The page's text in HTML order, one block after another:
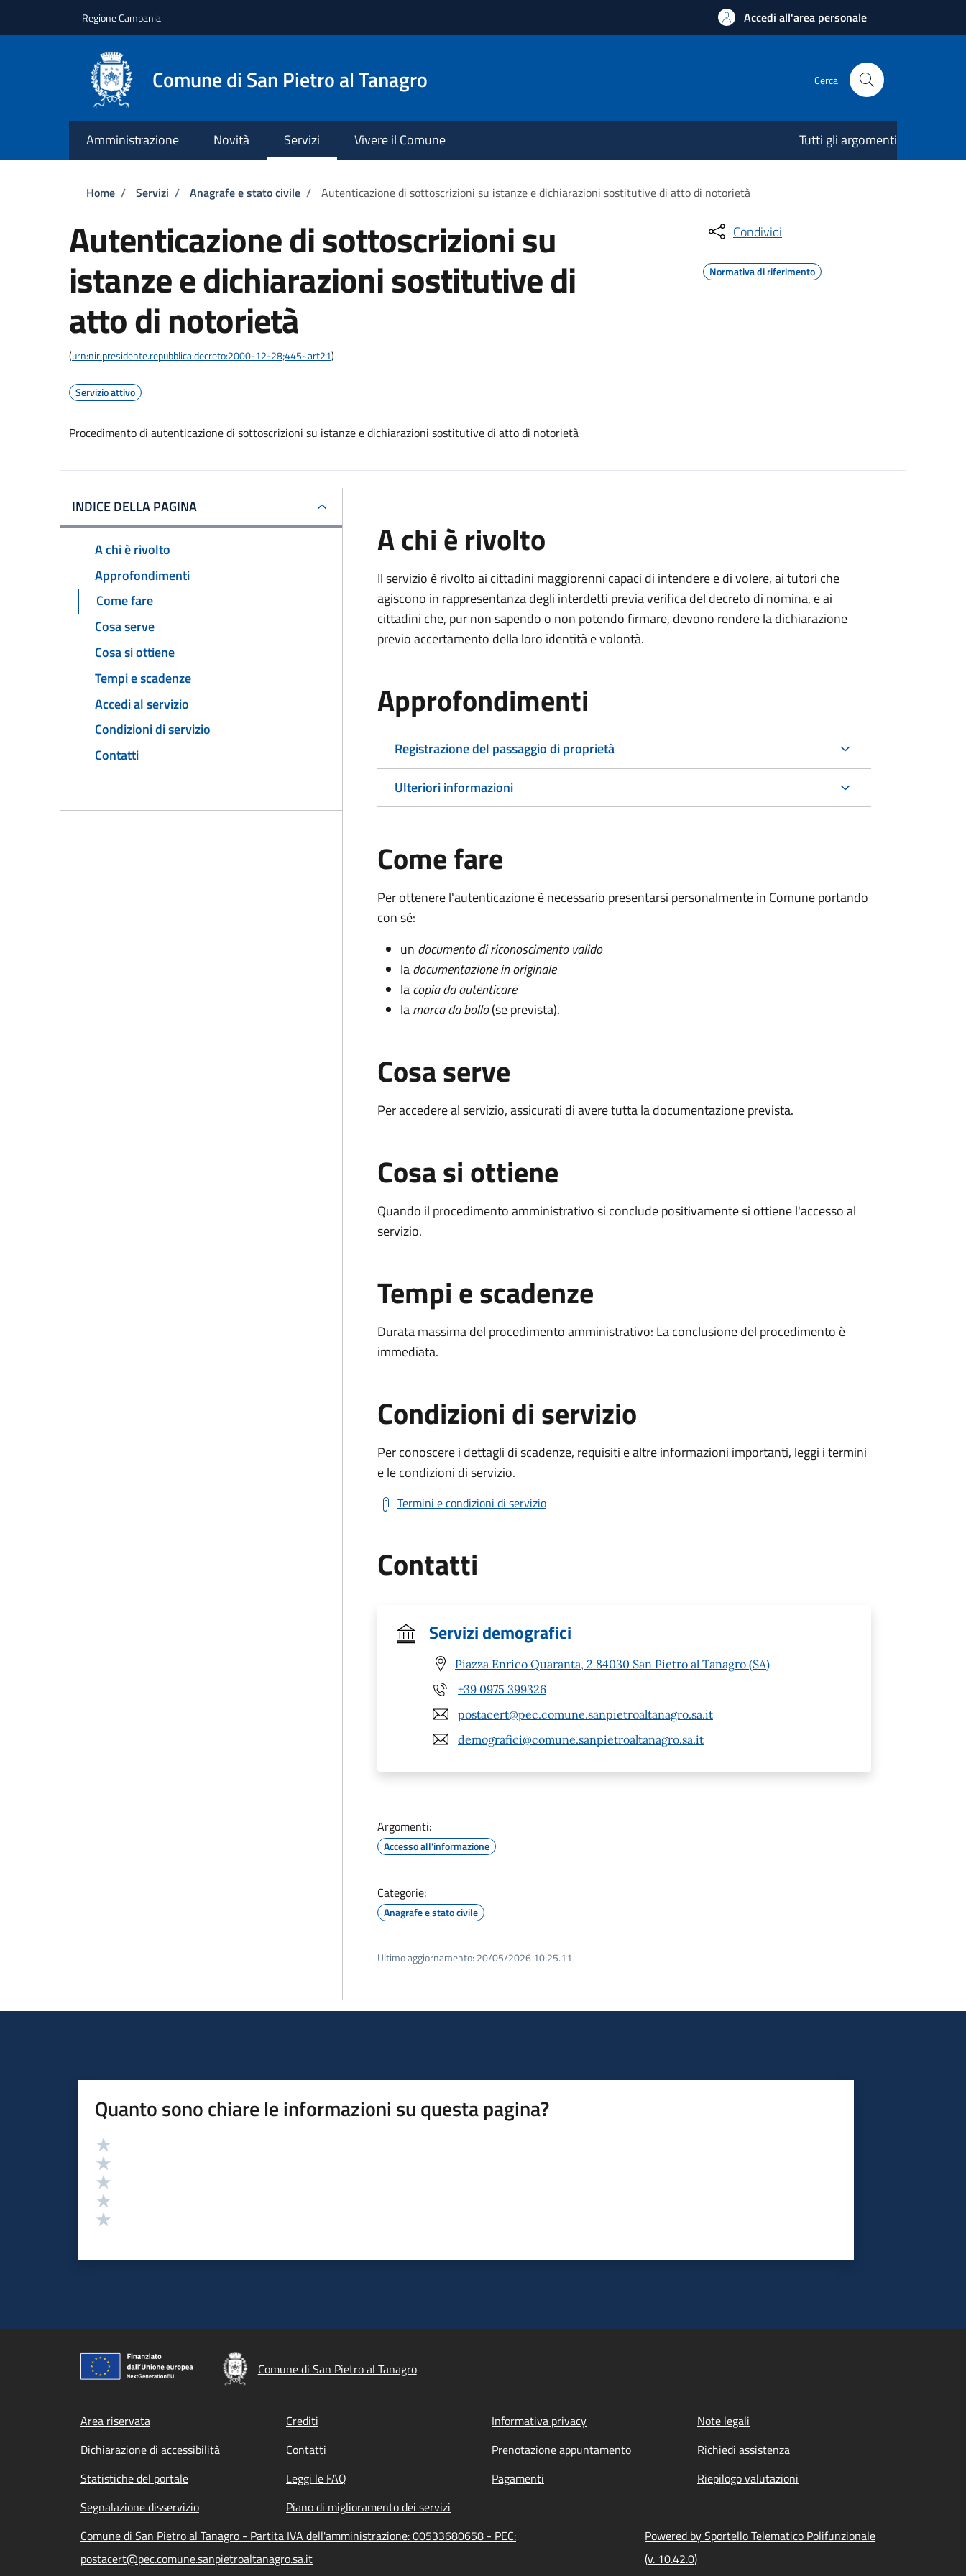
Regione Campania Accedi all'area personale
Comune di San Pietro al Tanagro Cerca
Amministrazione Novità Servizi Vivere il Comune Tutti gli argomenti
Briciole di pane
Home / Servizi / Anagrafe e stato civile / Autenticazione di sottoscrizioni su istanze e dichiarazioni sostitutive di atto di notorietà
Autenticazione di sottoscrizioni su
istanze e dichiarazioni sostitutive di
atto di notorietà
(urn:nir:presidente.repubblica:decreto:2000-12-28;445~art21)
Servizio attivo
Procedimento di autenticazione di sottoscrizioni su istanze e dichiarazioni sostitutive di atto di notorietà
Condividi
Normativa di riferimento
INDICE DELLA PAGINA
A chi è rivolto
Approfondimenti
Come fare
Cosa serve
Cosa si ottiene
Tempi e scadenze
Accedi al servizio
Condizioni di servizio
Contatti
A chi è rivolto
Il servizio è rivolto ai cittadini maggiorenni capaci di intendere e di volere, ai tutori che
agiscono in rappresentanza degli interdetti previa verifica del decreto di nomina, e ai
cittadini che, pur non sapendo o non potendo firmare, devono rendere la dichiarazione
previo accertamento della loro identità e volontà.
Approfondimenti
Registrazione del passaggio di proprietà
Ulteriori informazioni
Come fare
Per ottenere l'autenticazione è necessario presentarsi personalmente in Comune portando
con sé:
un documento di riconoscimento valido
ladocumentazione in originale
lacopia da autenticare
lamarca da bollo(se prevista).
Cosa serve
Per accedere al servizio, assicurati di avere tutta la documentazione prevista.
Cosa si ottiene
Quando il procedimento amministrativo si conclude positivamente si ottiene l'accesso al
servizio.
Tempi e scadenze
Durata massima del procedimento amministrativo: La conclusione del procedimento è
immediata.
Condizioni di servizio
Per conoscere i dettagli di scadenze, requisiti e altre informazioni importanti, leggi i termini
e le condizioni di servizio.
Termini e condizioni di servizio
Contatti
Servizi demografici
Piazza Enrico Quaranta, 2 84030 San Pietro al Tanagro (SA)
+39 0975 399326
postacert@pec.comune.sanpietroaltanagro.sa.it
demografici@comune.sanpietroaltanagro.sa.it
Argomenti:
Accesso all'informazione
Categorie:
Anagrafe e stato civile
Ultimo aggiornamento: 20/05/2026 10:25.11
Quanto sono chiare le informazioni su questa pagina?
Valutazione
Comune di San Pietro al Tanagro
Footer menu
Area riservata Crediti Informativa privacy
Note legali
Dichiarazione di accessibilità
Contatti Prenotazione appuntamento
Richiedi assistenza
Statistiche del portale
Leggi le FAQ Pagamenti
Riepilogo valutazioni
Segnalazione disservizio
Piano di miglioramento dei servizi
Comune di San Pietro al Tanagro - Partita IVA dell'amministrazione: 00533680658 - PEC:
postacert@pec.comune.sanpietroaltanagro.sa.it
Powered by Sportello Telematico Polifunzionale
(v. 10.42.0)